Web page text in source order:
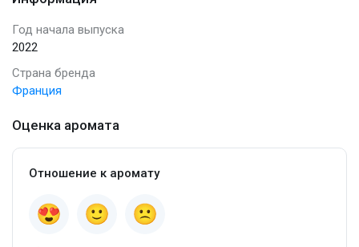
Год начала выпуска
2022
Страна бренда
Франция
Оценка аромата
Отношение к аромату